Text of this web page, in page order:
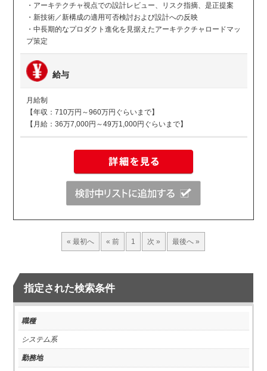
・アーキテクチャ視点での設計レビュー、リスク指摘、是正提案
・新技術／新構成の適用可否検討および設計への反映
・中長期的なプロダクト進化を見据えたアーキテクチャロードマッ
プ策定
給与
月給制
【年収：710万円～960万円ぐらいまで】
【月給：36万7,000円～49万1,000円ぐらいまで】
« 最初へ « 前 1 次 » 最後へ »
指定された検索条件
職種
システム系
勤務地